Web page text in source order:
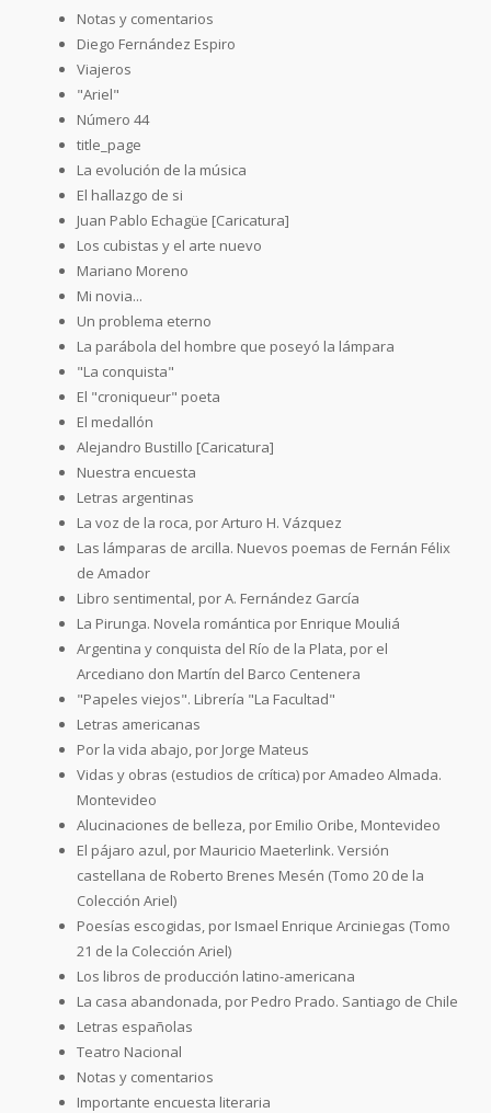
Notas y comentarios
Diego Fernández Espiro
Viajeros
"Ariel"
Número 44
title_page
La evolución de la música
El hallazgo de si
Juan Pablo Echagüe [Caricatura]
Los cubistas y el arte nuevo
Mariano Moreno
Mi novia...
Un problema eterno
La parábola del hombre que poseyó la lámpara
"La conquista"
El "croniqueur" poeta
El medallón
Alejandro Bustillo [Caricatura]
Nuestra encuesta
Letras argentinas
La voz de la roca, por Arturo H. Vázquez
Las lámparas de arcilla. Nuevos poemas de Fernán Félix
de Amador
Libro sentimental, por A. Fernández García
La Pirunga. Novela romántica por Enrique Mouliá
Argentina y conquista del Río de la Plata, por el
Arcediano don Martín del Barco Centenera
"Papeles viejos". Librería "La Facultad"
Letras americanas
Por la vida abajo, por Jorge Mateus
Vidas y obras (estudios de crítica) por Amadeo Almada.
Montevideo
Alucinaciones de belleza, por Emilio Oribe, Montevideo
El pájaro azul, por Mauricio Maeterlink. Versión
castellana de Roberto Brenes Mesén (Tomo 20 de la
Colección Ariel)
Poesías escogidas, por Ismael Enrique Arciniegas (Tomo
21 de la Colección Ariel)
Los libros de producción latino-americana
La casa abandonada, por Pedro Prado. Santiago de Chile
Letras españolas
Teatro Nacional
Notas y comentarios
Importante encuesta literaria